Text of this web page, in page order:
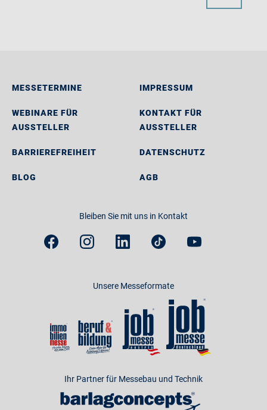
MESSETERMINE
WEBINARE FÜR
AUSSTELLER
BARRIEREFREIHEIT
BLOG
IMPRESSUM
KONTAKT FÜR
AUSSTELLER
DATENSCHUTZ
AGB
Bleiben Sie mit uns in Kontakt
Unsere Messeformate
Ihr Partner für Messebau und Technik